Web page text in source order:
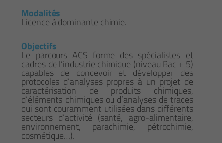
Modalités
Licence à dominante chimie.
Objectifs
Le parcours ACS forme des spécialistes et
cadres de l’industrie chimique (niveau Bac + 5)
capables de concevoir et développer des
protocoles d’analyses propres à un projet de
caractérisation de produits chimiques,
d’éléments chimiques ou d’analyses de traces
qui sont couramment utilisées dans différents
secteurs d’activité (santé, agro-alimentaire,
environnement, parachimie, pétrochimie,
cosmétique…).